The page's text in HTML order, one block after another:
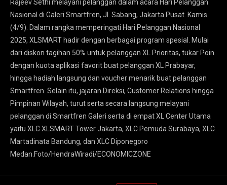
Rajeev Sethi melayani pelanggan dalam acara Hari Pelanggan
Nasional di Galeri Smartfren, Jl. Sabang, Jakarta Pusat. Kamis
(4/9). Dalam rangka memperingati Hari Pelanggan Nasional
2025, XLSMART hadir dengan berbagai program spesial. Mulai
dari diskon tagihan 50% untuk pelanggan XL Prioritas, tukar Poin
dengan kuota aplikasi favorit buat pelanggan XL Prabayar,
hingga hadiah langsung dan voucher menarik buat pelanggan
Smartfren. Selain itu, jajaran Direksi, Customer Relations hingga
Pimpinan Wilayah, turut serta secara langsung melayani
pelanggan di Smartfren Galeri serta di empat XL Center Utama
yaitu XLC XLSMART Tower Jakarta, XLC Pemuda Surabaya, XLC
Martadinata Bandung, dan XLC Diponegoro
Medan.Foto/HendraWiradi/ECONOMICZONE